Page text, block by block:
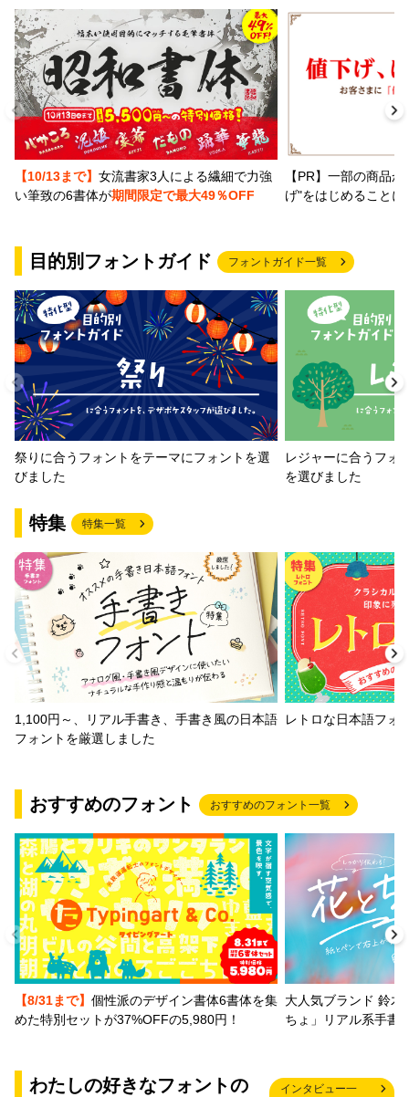
【10/13まで】 女流書家3人による繊細で力強
い筆致の6書体が期間限定で最大49％OFF
【PR】一部の商品
げ"をはじめること
目的別フォントガイド フォントガイド一覧
祭りに合うフォントをテーマにフォントを選
びました
レジャーに合うフォ
を選びました
特集 特集一覧
1,100円～、リアル手書き、手書き風の日本語
フォントを厳選しました
レトロな日本語フォ
おすすめのフォント おすすめのフォント一覧
【8/31まで】 個性派のデザイン書体6書体を集
めた特別セットが37%OFFの5,980円！
大人気ブランド 鈴木
ちょ」リアル系手書
わたしの好きなフォントの
インタビュー一